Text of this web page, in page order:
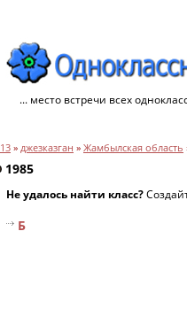
... место встречи всех
13 » джезказган » Жамбылская область
1985
Не удалось найти класс?
Б